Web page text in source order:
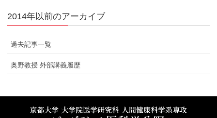
2014年以前のアーカイブ
過去記事一覧
奥野教授 外部講義履歴